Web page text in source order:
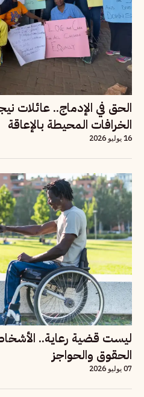
الحق في الإدماج.. عائلات
الخرافات المحيطة بالإعاقة
16 يوليو 2026
ليست قضية رعاية..
الحقوق والحواجز
07 يوليو 2026